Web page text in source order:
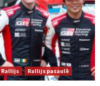
Rallijs Rallijs pasaulē